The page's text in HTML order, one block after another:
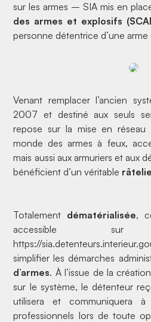
sur les armes – SIA mis en
des armes et explosifs
personne détentrice d’une
Venant remplacer l’ancien
2007 et destiné aux seuls
repose sur la mise en
monde des armes à feux,
mais aussi aux armuriers et aux
bénéficient d’un véritable
Totalement dématérialisée,
accessible
https://
simplifier les démarches
d’armes. À l’issue de la
sur le système, le détenteur
utilisera et communiquera à
professionnels lors de toute